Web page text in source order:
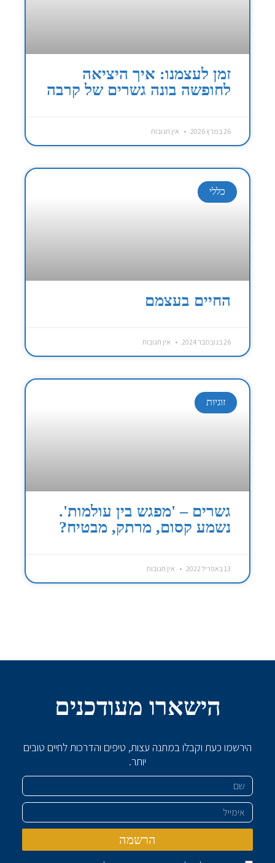
זמן לעצמנו: איך היציאה
לחופשה בונה גשרים של קרבה
26 במרץ 2026 אין תגובות
כללי
החיים בעצמם
26 בנובמבר 2024 אין תגובות
זוגיות
גשרים – 'מפגש בין עולמות'.
נשמע קסום, מרתק, מבטיח?
13 באפריל 2022 אין תגובות
הישארו מעודכנים
הירשמו כעת וקבלו במתנה עצות, טיפים והדרכות לחיים טובים
יותר.
שם
אימייל
הרשמה